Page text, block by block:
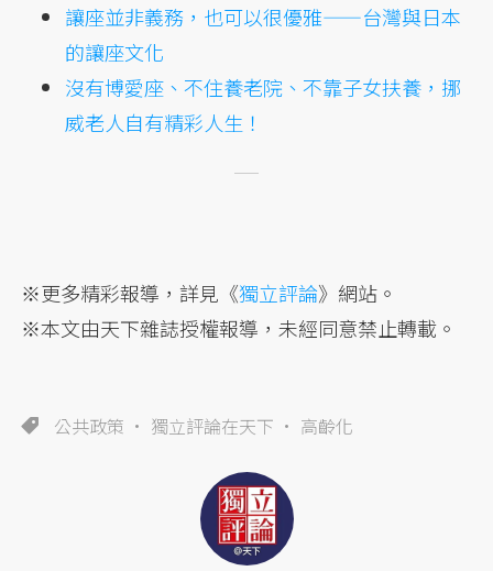
讓座並非義務，也可以很優雅——台灣與日本
的讓座文化
沒有博愛座、不住養老院、不靠子女扶養，挪
威老人自有精彩人生！
※更多精彩報導，詳見《獨立評論》網站。
※本文由天下雜誌授權報導，未經同意禁止轉載。
公共政策 獨立評論在天下 高齡化